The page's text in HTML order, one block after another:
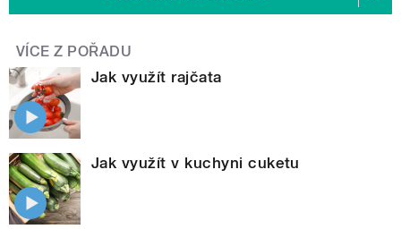
VÍCE Z POŘADU
Jak využít rajčata
Jak využít v kuchyni cuketu